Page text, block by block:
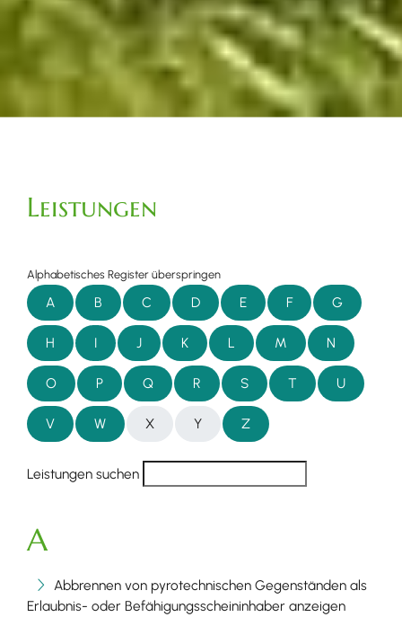
Leistungen
Alphabetisches Register überspringen
A B C D E F G
H I J K L M N
O P Q R S T U
V W X Y Z
Leistungen suchen
A
Abbrennen von pyrotechnischen Gegenständen als
Erlaubnis- oder Befähigungsscheininhaber anzeigen